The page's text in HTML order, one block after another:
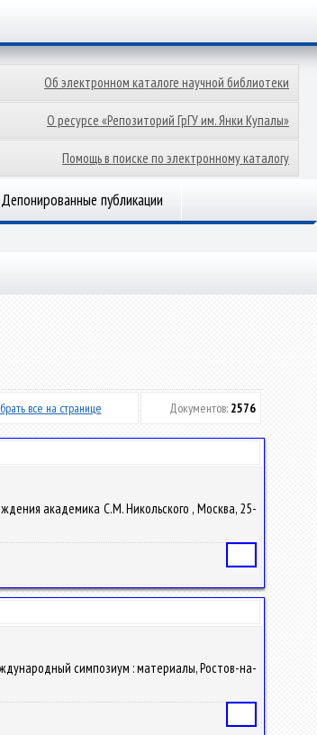
Об электронном каталоге научной библиотеки
О ресурсе «Репозиторий ГрГУ им. Янки Купалы»
Помощь в поиске по электронному каталогу
Депонированные публикации
все на странице Документов: 2576
академика С.М. Никольского , Москва, 25-
симпозиум : материалы, Ростов-на-